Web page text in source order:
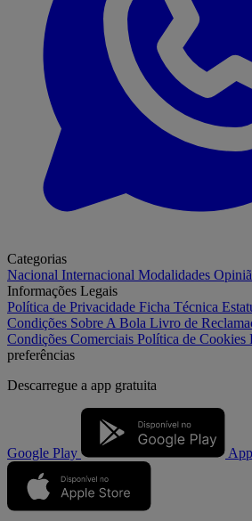
Categorias
Nacional Internacional Modalidades
Informações Legais
Política de Privacidade Ficha Técnica
Condições Sobre A Bola Livro de
Condições Comerciais Política de Cookies
preferências
Descarregue a app gratuita
Google Play